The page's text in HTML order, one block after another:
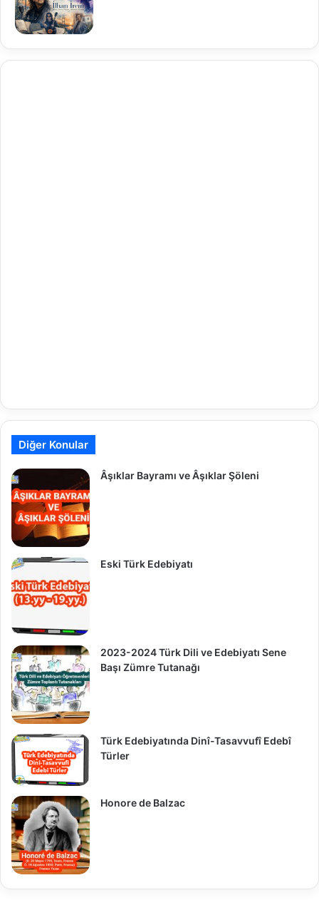
Diğer Konular
Âşıklar Bayramı ve Âşıklar Şöleni
Eski Türk Edebiyatı
2023-2024 Türk Dili ve Edebiyatı Sene
Başı Zümre Tutanağı
Türk Edebiyatında Dinî-Tasavvufî Edebî
Türler
Honore de Balzac